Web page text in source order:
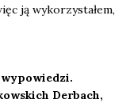
ją wyko­rzy­sta­łem,
wypo­wie­dzi.
Der­bach,